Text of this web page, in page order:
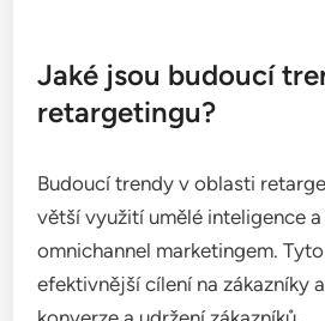
reklamy ignorovat nebo je
Aby se minimalizoval dopad
Například můžete
vizuály, texty a nabídkami,
cílové skupiny. Dobrým
každých několik týdnů.